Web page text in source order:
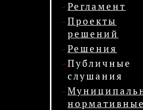
Регламент
Проекты
решений
Решения
Публичные
слушания
нормативные